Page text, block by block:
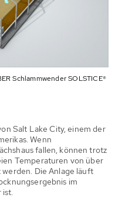
Schlammwender SOLSTICE®
Salt Lake City, einem der
Wenn
fallen, können trotz
Temperaturen von über
Die Anlage läuft
im
ist.